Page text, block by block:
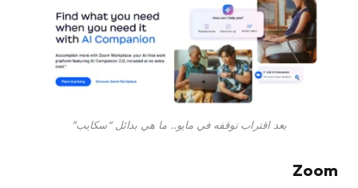
بعد اقتراب توقفه في مايو.. ما هي بدائل “سكايب”
Zoom